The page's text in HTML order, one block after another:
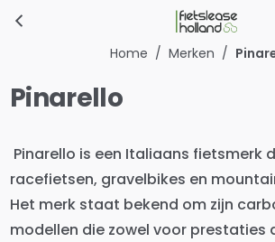
Ga naar hoofdinhoud
Pinarello
Home / Merken /
Pinarello
Pinarello is een Italiaans fietsmerk
racefietsen, gravelbikes en
Het merk staat bekend om zijn
modellen die zowel voor prestaties